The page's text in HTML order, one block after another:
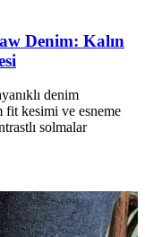
Denim: Kalın
denim
fit kesimi ve esneme
solmalar